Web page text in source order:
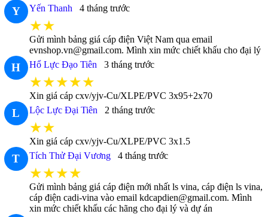
Y Yến Thanh 4 tháng trước
★★
Gửi mình bảng giá cáp điện Việt Nam qua email
evnshop.vn@gmail.com. Mình xin mức chiết khấu cho đại lý
H Hổ Lực Đạo Tiên 3 tháng trước
★★★★★
Xin giá cáp cxv/yjv-Cu/XLPE/PVC 3x95+2x70
L Lộc Lực Đại Tiên 2 tháng trước
★★
Xin giá cáp cxv/yjv-Cu/XLPE/PVC 3x1.5
T Tích Thử Đại Vương 4 tháng trước
★★★★
Gửi mình bảng giá cáp điện mới nhất ls vina, cáp điện ls vina,
cáp điện cadi-vina vào email kdcapdien@gmail.com. Mình
xin mức chiết khấu các hãng cho đại lý và dự án